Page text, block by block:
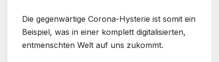
Die gegenwärtige Corona-Hysterie ist somit ein
Beispiel, was in einer komplett digitalisierten,
entmenschten Welt auf uns zukommt.